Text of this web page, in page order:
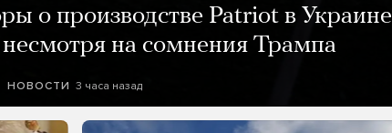
о производстве Patriot в Украине
на сомнения Трампа
НОВОСТИ 3 часа назад